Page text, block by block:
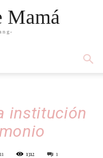
Mamá
institución
1312 1